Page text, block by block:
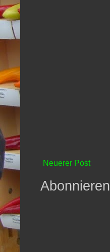
Neuerer Post
Abonnieren